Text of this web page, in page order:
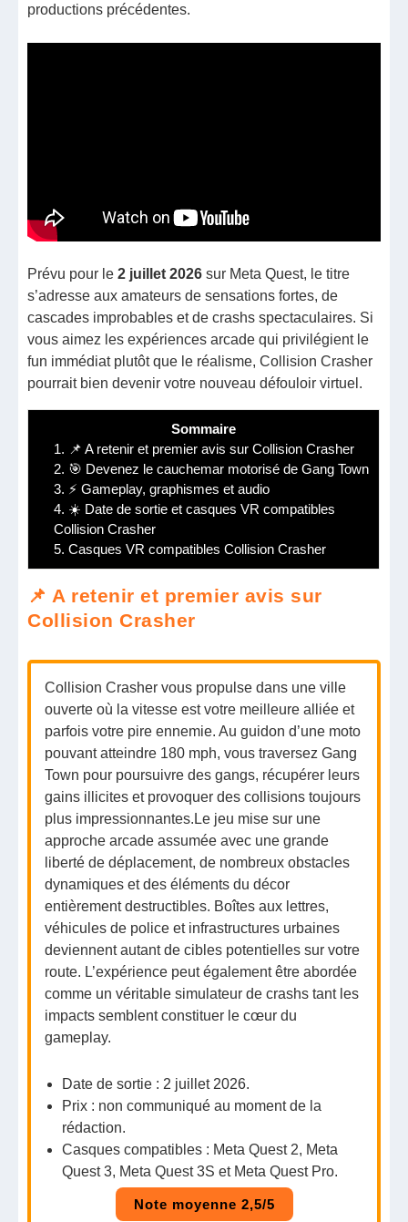
productions précédentes.
Prévu pour le2 juillet 2026 sur Meta Quest, le titre
s’adresse aux amateurs de sensations fortes, de
cascades improbables et de crashs spectaculaires. Si
vous aimez les expériences arcade qui privilégient le
fun immédiat plutôt que le réalisme, Collision Crasher
pourrait bien devenir votre nouveau défouloir virtuel.
Sommaire
1. 📌 A retenir et premier avis sur Collision Crasher
2. 🎯 Devenez le cauchemar motorisé de Gang Town
3. ⚡ Gameplay, graphismes et audio
4. ☀️ Date de sortie et casques VR compatibles
Collision Crasher
5. Casques VR compatibles Collision Crasher
📌 A retenir et premier avis sur
Collision Crasher
Collision Crasher vous propulse dans une ville
ouverte où la vitesse est votre meilleure alliée et
parfois votre pire ennemie. Au guidon d’une moto
pouvant atteindre 180 mph, vous traversez Gang
Town pour poursuivre des gangs, récupérer leurs
gains illicites et provoquer des collisions toujours
plus impressionnantes.Le jeu mise sur une
approche arcade assumée avec une grande
liberté de déplacement, de nombreux obstacles
dynamiques et des éléments du décor
entièrement destructibles. Boîtes aux lettres,
véhicules de police et infrastructures urbaines
deviennent autant de cibles potentielles sur votre
route. L’expérience peut également être abordée
comme un véritable simulateur de crashs tant les
impacts semblent constituer le cœur du
gameplay.
Date de sortie : 2 juillet 2026.
Prix : non communiqué au moment de la
rédaction.
Casques compatibles : Meta Quest 2, Meta
Quest 3, Meta Quest 3S et Meta Quest Pro.
Note moyenne 2,5/5